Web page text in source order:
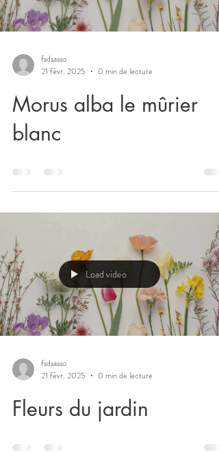
fsdsasso
21 févr. 2025
0 min de lecture
Morus alba le mûrier
blanc
Load video
fsdsasso
21 févr. 2025
0 min de lecture
Fleurs du jardin